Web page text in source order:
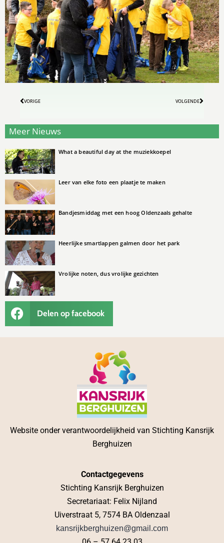
VORIGE VOLGENDE
Meer Nieuws
What a beautiful day at the muziekkoepel
Leer van elke foto een plaatje te maken
Bandjesmiddag met een hoog Oldenzaals gehalte
Heerlijke smartlappen galmen door het park
Vrolijke noten, dus vrolijke gezichten
Delen op facebook
Website onder verantwoordelijkheid van Stichting Kansrijk
Berghuizen
Contactgegevens
Stichting Kansrijk Berghuizen
Secretariaat: Felix Nijland
Uiverstraat 5, 7574 BA Oldenzaal
kansrijkberghuizen@gmail.com